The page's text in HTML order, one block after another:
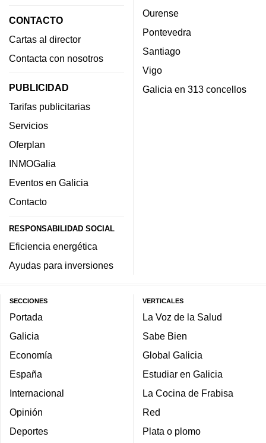
CONTACTO
Cartas al director
Contacta con nosotros
PUBLICIDAD
Tarifas publicitarias
Servicios
Oferplan
INMOGalia
Eventos en Galicia
Contacto
RESPONSABILIDAD SOCIAL
Eficiencia energética
Ayudas para inversiones
Ourense
Pontevedra
Santiago
Vigo
Galicia en 313 concellos
SECCIONES
Portada
Galicia
Economía
España
Internacional
Opinión
Deportes
VERTICALES
La Voz de la Salud
Sabe Bien
Global Galicia
Estudiar en Galicia
La Cocina de Frabisa
Red
Plata o plomo